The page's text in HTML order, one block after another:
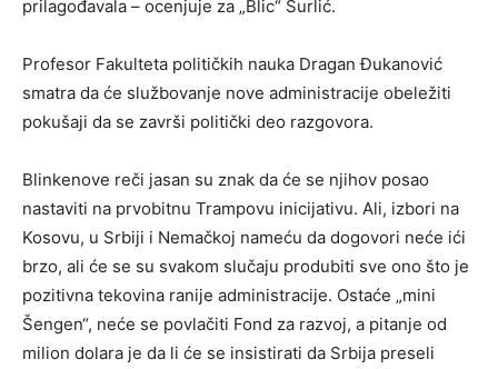
prilagođavala – ocenjuje za „Blic“ Surlić.
Profesor Fakulteta političkih nauka Dragan Đukanović
smatra da će službovanje nove administracije obeležiti
pokušaji da se završi politički deo razgovora.
Blinkenove reči jasan su znak da će se njihov posao
nastaviti na prvobitnu Trampovu inicijativu. Ali, izbori na
Kosovu, u Srbiji i Nemačkoj nameću da dogovori neće ići
brzo, ali će se su svakom slučaju produbiti sve ono što je
pozitivna tekovina ranije administracije. Ostaće „mini
Šengen“, neće se povlačiti Fond za razvoj, a pitanje od
milion dolara je da li će se insistirati da Srbija preseli